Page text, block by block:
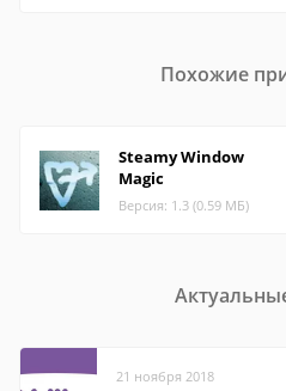
Похожие
Steamy Window
Magic
Версия: 1.3 (0.59 МБ)
21 ноября 2018